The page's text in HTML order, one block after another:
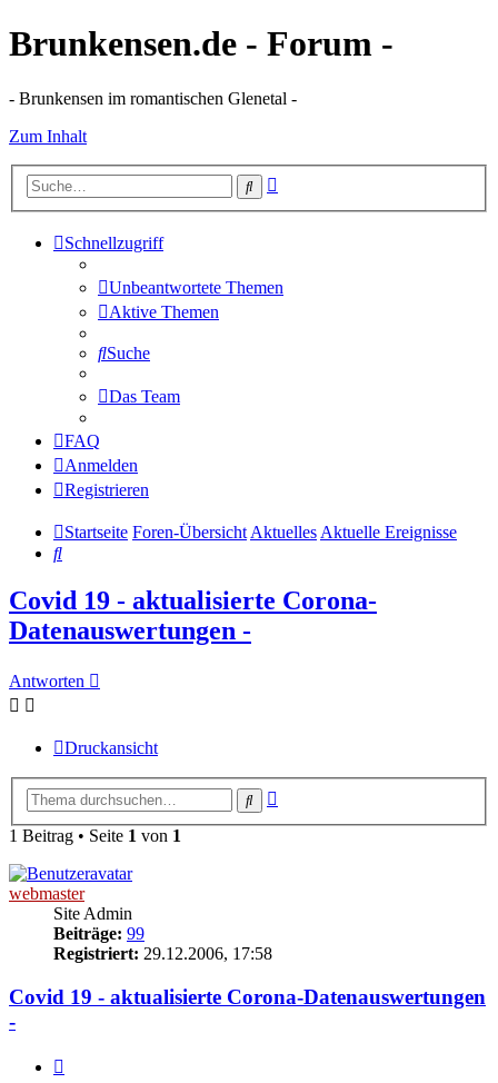
Brunkensen.de - Forum -
- Brunkensen im romantischen Glenetal -
Zum Inhalt
Suche
Schnellzugriff
Unbeantwortete Themen
Aktive Themen
Suche
Das Team
FAQ
Anmelden
Registrieren
Startseite Foren-ÜbersichtAktuellesAktuelle Ereignisse
Suche
Covid 19 - aktualisierte Corona-
Datenauswertungen -
Antworten
Druckansicht
Suche
1 Beitrag • Seite 1 von 1
webmaster
Site Admin
Beiträge: 99
Registriert: 29.12.2006, 17:58
Covid 19 - aktualisierte Corona-Datenauswertungen
-